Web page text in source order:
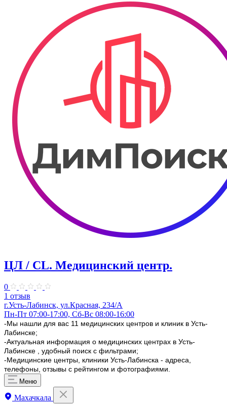
ЦЛ / CL. Медицинский центр.
0
1 отзыв
г.Усть-Лабинск, ул.Красная, 234/А
Пн-Пт 07:00-17:00, Сб-Вс 08:00-16:00
-Мы нашли для вас 11 медицинских центров и клиник в Усть-
Лабинске;
-Актуальная информация о медицинских центрах в Усть-
Лабинске , удобный поиск с фильтрами;
-Медицинские центры, клиники Усть-Лабинска - адреса,
телефоны, отзывы с рейтингом и фотографиями.
Меню
Махачкала